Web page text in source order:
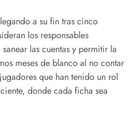
a su fin tras cinco
los responsables
las cuentas y permitir la
meses de blanco al no contar
que han tenido un rol
donde cada ficha sea